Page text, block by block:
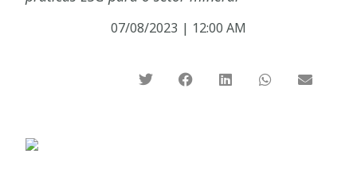
07/08/2023 | 12:00 AM